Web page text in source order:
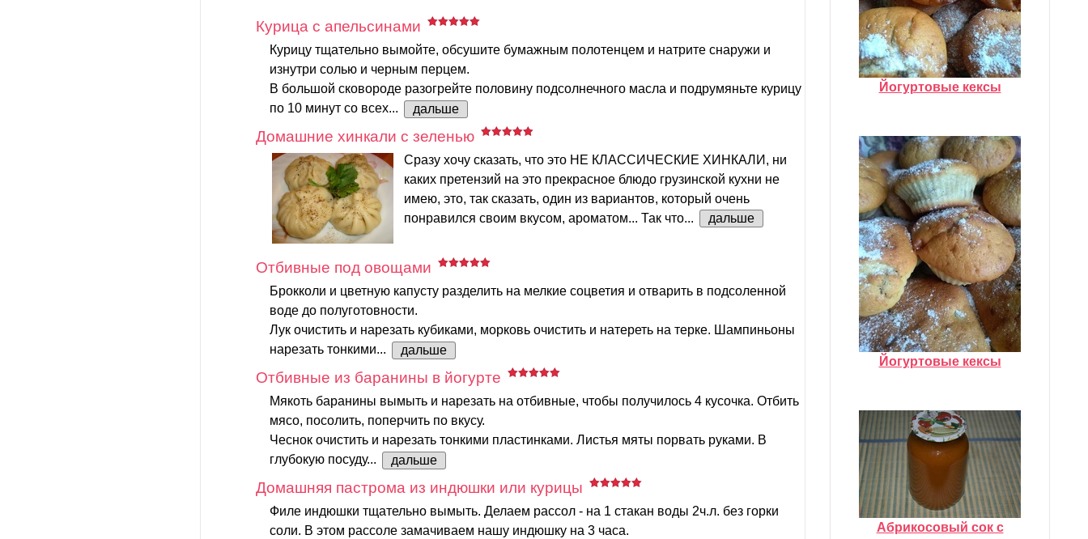
Курица с апельсинами
Курицу тщательно вымойте, обсушите бумажным полотенцем и натрите снаружи и
изнутри солью и черным перцем.
В большой сковороде разогрейте половину подсолнечного масла и подрумяньте курицу
по 10 минут со всех...
дальше
Домашние хинкали с зеленью
Сразу хочу сказать, что это НЕ КЛАССИЧЕСКИЕ ХИНКАЛИ, ни
каких претензий на это прекрасное блюдо грузинской кухни не
имею, это, так сказать, один из вариантов, который очень
понравился своим вкусом, ароматом... Так что...
дальше
Отбивные под овощами
Брокколи и цветную капусту разделить на мелкие соцветия и отварить в подсоленной
воде до полуготовности.
Лук очистить и нарезать кубиками, морковь очистить и натереть на терке. Шампиньоны
нарезать тонкими...
дальше
Отбивные из баранины в йогурте
Мякоть баранины вымыть и нарезать на отбивные, чтобы получилось 4 кусочка. Отбить
мясо, посолить, поперчить по вкусу.
Чеснок очистить и нарезать тонкими пластинками. Листья мяты порвать руками. В
глубокую посуду...
дальше
Домашняя пастрома из индюшки или курицы
Филе индюшки тщательно вымыть. Делаем рассол - на 1 стакан воды 2ч.л. без горки
соли. В этом рассоле замачиваем нашу индюшку на 3 часа.
Йогуртовые кексы
Йогуртовые кексы
Абрикосовый сок с